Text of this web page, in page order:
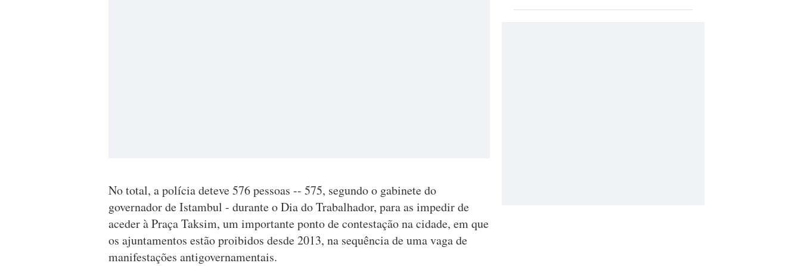
No total, a polícia deteve 576 pessoas -- 575, segundo o gabinete do
governador de Istambul - durante o Dia do Trabalhador, para as impedir de
aceder à Praça Taksim, um importante ponto de contestação na cidade, em que
os ajuntamentos estão proibidos desde 2013, na sequência de uma vaga de
manifestações antigovernamentais.